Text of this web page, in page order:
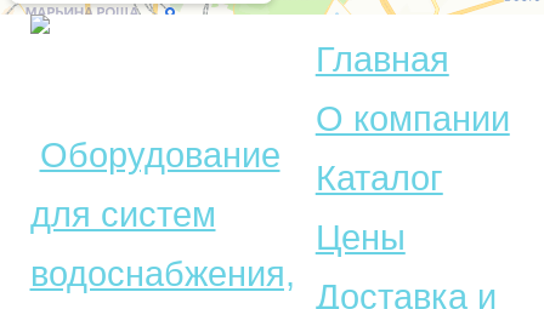
Оборудование
для систем
водоснабжения,
Главная
О компании
Каталог
Цены
Доставка и